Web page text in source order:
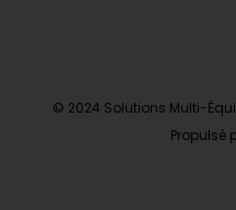
© 2024 Solutions Multi-
Propulsé